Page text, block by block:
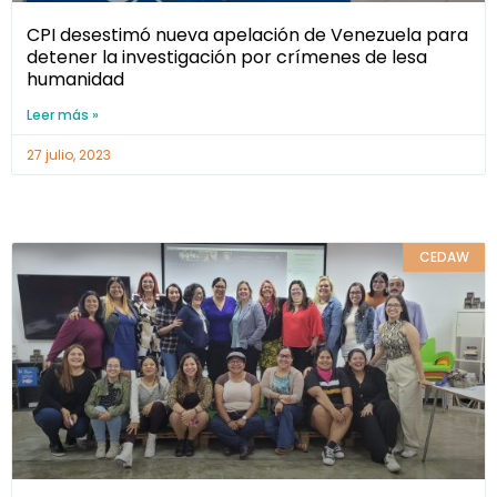
CPI desestimó nueva apelación de Venezuela para
detener la investigación por crímenes de lesa
humanidad
Leer más »
27 julio, 2023
CEDAW